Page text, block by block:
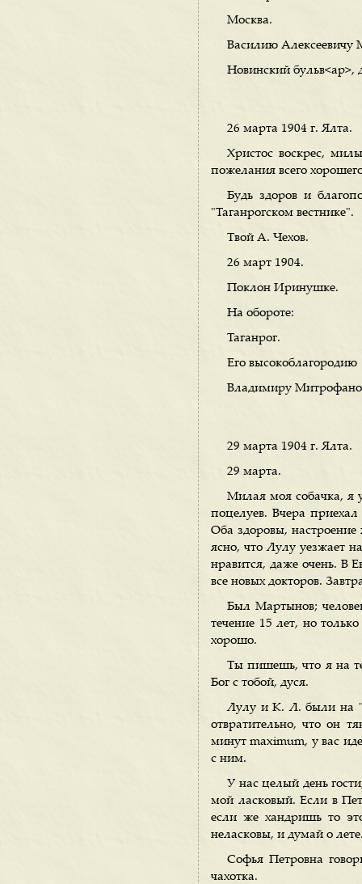
Москва.
Василию Алексеевичу
Новинский бульв<ар>,
26 марта 1904 г. Ялта.
Христос воскрес,
пожелания всего
Будь здоров и
"Таганрогском вестнике".
Твой А. Чехов.
26 март 1904.
Поклон Иринушке.
На обороте:
Таганрог.
Его высокоблагородию
Владимиру
29 марта 1904 г. Ялта.
29 марта.
Милая моя собачка, я
поцелуев. Вчера
Оба здоровы, настроение
ясно, что Лулу уезжает
нравится, даже очень. В
все новых докторов.
Был Мартынов;
течение 15 лет, но
хорошо.
Ты пишешь, что я на
Бог с тобой, дуся.
Лулу и К. Л. были на
отвратительно, что он
минут maximum, y вас
с ним.
У нас целый день
мой ласковый. Если в
если же хандришь то
неласковы, и думай о
Софья Петровна
чахотка.